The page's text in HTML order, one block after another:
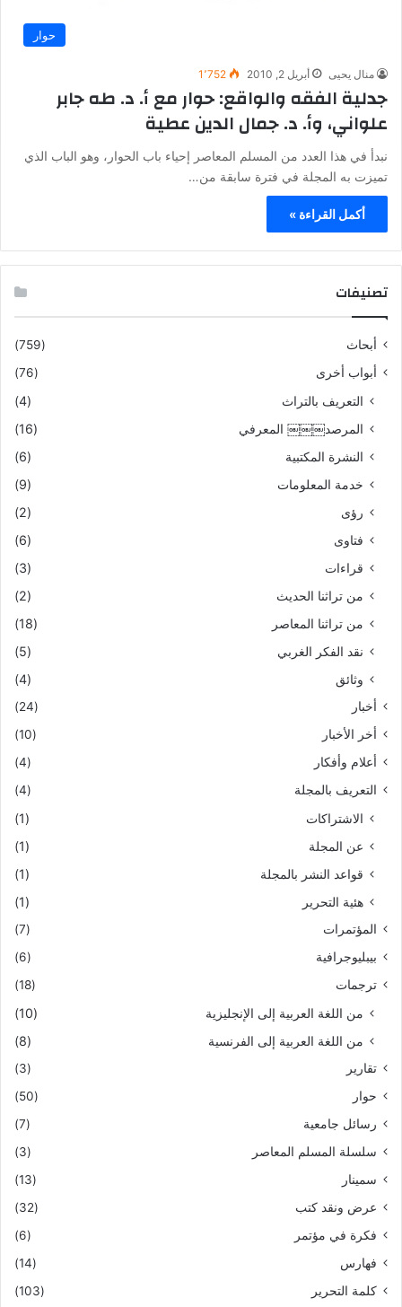
حوار
منال يحيى أبريل 2, 2010 1٬752
جدلية الفقه والواقع: حوار مع أ. د. طه جابر
علواني، وأ. د. جمال الدين عطية
نبدأ في هذا العدد من المسلم المعاصر إحياء باب الحوار، وهو الباب الذي
تميزت به المجلة في فترة سابقة من…
أكمل القراءة »
تصنيفات
أبحاث
(759)
أبواب أخرى
(76)
التعريف بالتراث
(4)
المرصد￼￼￼ المعرفي
(16)
النشرة المكتبية
(6)
خدمة المعلومات
(9)
رؤى
(2)
فتاوى
(6)
قراءات
(3)
من تراثنا الحديث
(2)
من تراثنا المعاصر
(18)
نقد الفكر الغربي
(5)
وثائق
(4)
أخبار
(24)
أخر الأخبار
(10)
أعلام وأفكار
(4)
التعريف بالمجلة
(4)
الاشتراكات
(1)
عن المجلة
(1)
قواعد النشر بالمجلة
(1)
هئية التحرير
(1)
المؤتمرات
(7)
بيبليوجرافية
(6)
ترجمات
(18)
من اللغة العربية إلى الإنجليزية
(10)
من اللغة العربية إلى الفرنسية
(8)
تقارير
(3)
حوار
(50)
رسائل جامعية
(7)
سلسلة المسلم المعاصر
(3)
سمينار
(13)
عرض ونقد كتب
(32)
فكرة في مؤتمر
(6)
فهارس
(14)
كلمة التحرير
(103)